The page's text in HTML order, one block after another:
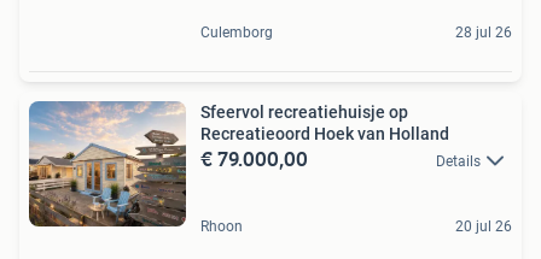
Culemborg 28 jul 26
Sfeervol recreatiehuisje op
Recreatieoord Hoek van Holland
€ 79.000,00 Details
Rhoon 20 jul 26